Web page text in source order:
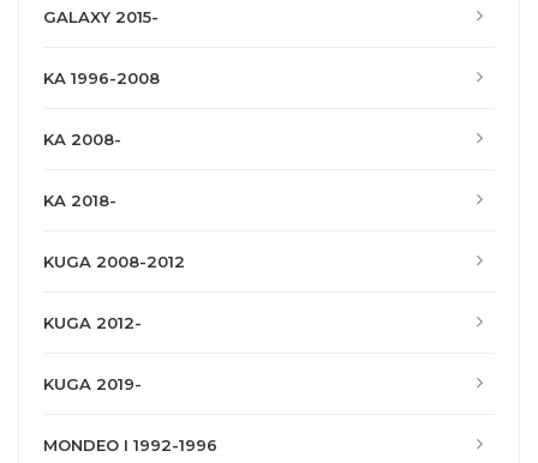
GALAXY 2015-
KA 1996-2008
KA 2008-
KA 2018-
KUGA 2008-2012
KUGA 2012-
KUGA 2019-
MONDEO I 1992-1996